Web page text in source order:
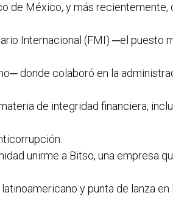
de México, y más recientemente,
Internacional (FMI) ─el puesto
donde colaboró en la
de integridad financiera,
unirme a Bitso, una empresa
y punta de lanza